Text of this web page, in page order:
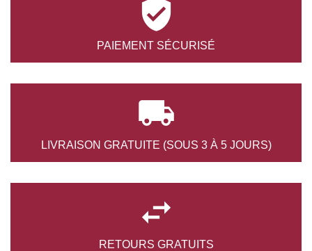

PAIEMENT SÉCURISÉ

LIVRAISON GRATUITE (SOUS 3 À 5 JOURS)

RETOURS GRATUITS